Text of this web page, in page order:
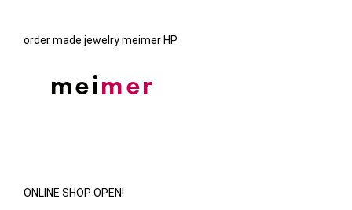
order made jewelry meimer HP
ONLINE SHOP OPEN!